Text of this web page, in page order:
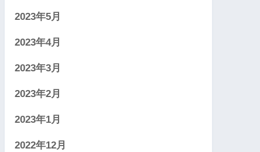
2023年5月
2023年4月
2023年3月
2023年2月
2023年1月
2022年12月